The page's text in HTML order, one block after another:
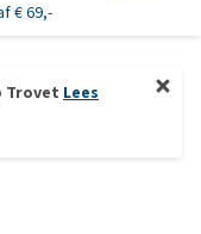
€ 69,-
Trovet Lees